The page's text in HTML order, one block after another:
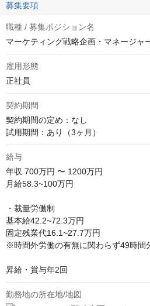
募集要項
職種 / 募集ポジション名
マーケティング戦略企画・マネージャ
雇用形態
正社員
契約期間
契約期間の定め：なし
試用期間：あり（3ヶ月）
給与
年収 700万円 〜 1200万円
月給58.3~100万円
・裁量労働制
基本給42.2~72.3万円
固定残業代16.1~27.7万円
※時間外労働の有無に関わらず49時間
昇給・賞与年2回
勤務地の所在地/地図